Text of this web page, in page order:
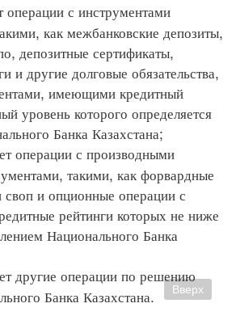
с инструментами
как межбанковские депозиты,
депозитные сертификаты,
и другие долговые обязательства,
имеющими кредитный
уровень которого определяется
Банка Казахстана;
операции с производными
такими, как форвардные
и опционные операции с
рейтинги которых не ниже
Национального Банка
другие операции по решению
Банка Казахстана.
Вверх